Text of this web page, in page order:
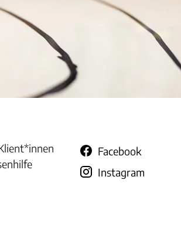
Facebook
Instagram